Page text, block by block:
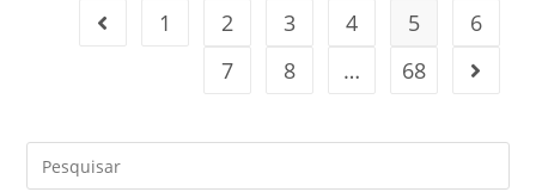
1 2 3 4 5
6
7
8 … 68